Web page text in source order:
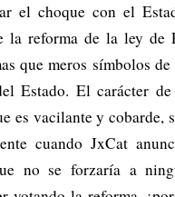
el choque con el
la reforma de la ley de
que meros símbolos
Estado. El carácter de
es vacilante y cobarde,
cuando JxCat
no se forzaría a